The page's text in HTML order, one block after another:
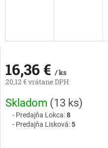
16,36 € / ks
20,12 € vrátane DPH
Jednotková
cena:
Skladom (13 ks)
Predajňa Lokca:8
Predajňa Lisková:5